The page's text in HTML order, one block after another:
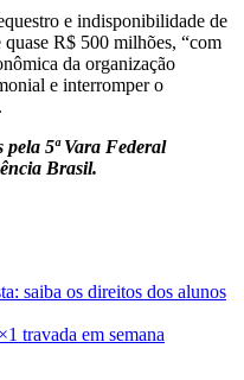
e indisponibilidade de
R$ 500 milhões, “com
da organização
e interromper o
5ª Vara Federal
Brasil.
saiba os direitos dos alunos
travada em semana